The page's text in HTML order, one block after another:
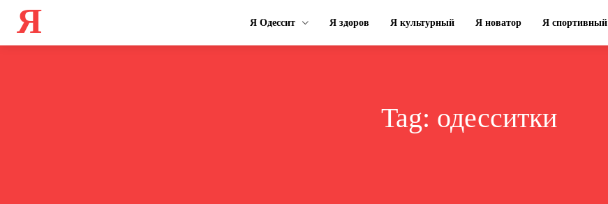
Я Я Одессит Я здоров Я культурный Я новатор Я спортивный
Tag: одесситки